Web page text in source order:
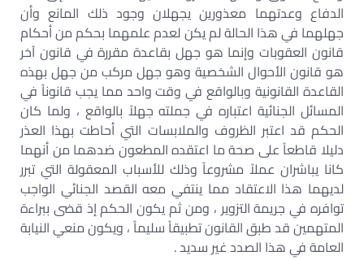
الدفاع وعدتهما معذورين يجهلان وجود ذلك المانع وأن
جهلهما في هذا الحالة لم يكن لعدم علمهما بحكم من أحكام
قانون العقوبات وإنما هو جهل بقاعدة مقررة في قانون آخر
هو قانون الأحوال الشخصية وهو جهل مركب من جهل بهذه
القاعدة القانونية وبالواقع في وقت واحد مما يجب قانوناً في
المسائل الجنائية اعتباره في جملته جهلاً بالواقع ، ولما كان
الحكم قد اعتبر الظروف والملابسات التي أحاطت بهذا العذر
دليلا قاطعاً على صحة ما اعتقده المطعون ضدهما من أنهما
كانا يباشران عملاً مشروعاً وذلك للأسباب المعقولة التي تبرر
لديهما هذا الاعتقاد مما ينتفي معه القصد الجنائي الواجب
توافره في جريمة التزوير ، ومن ثم يكون الحكم إذ قضى ببراءة
المتهمين قد طبق القانون تطبيقاً سليماً ، ويكون منعي النيابة
العامة في هذا الصدد غير سديد .